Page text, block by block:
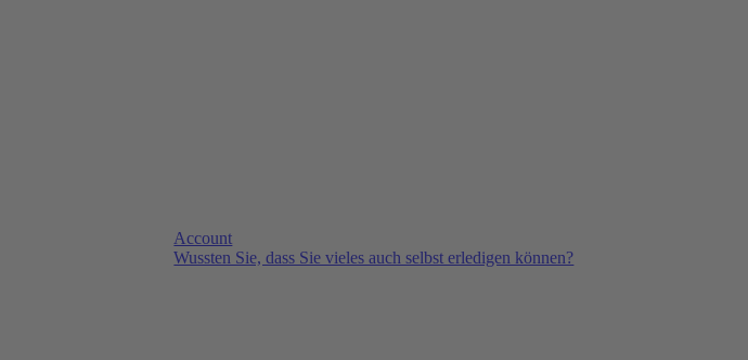
Account
Wussten Sie, dass Sie vieles auch selbst erledigen können?